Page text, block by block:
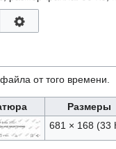
от того времени.
Размеры
681 × 168 (33